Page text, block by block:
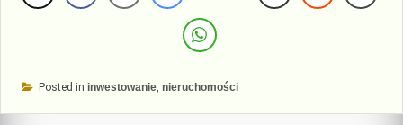
Posted in inwestowanie nieruchomości